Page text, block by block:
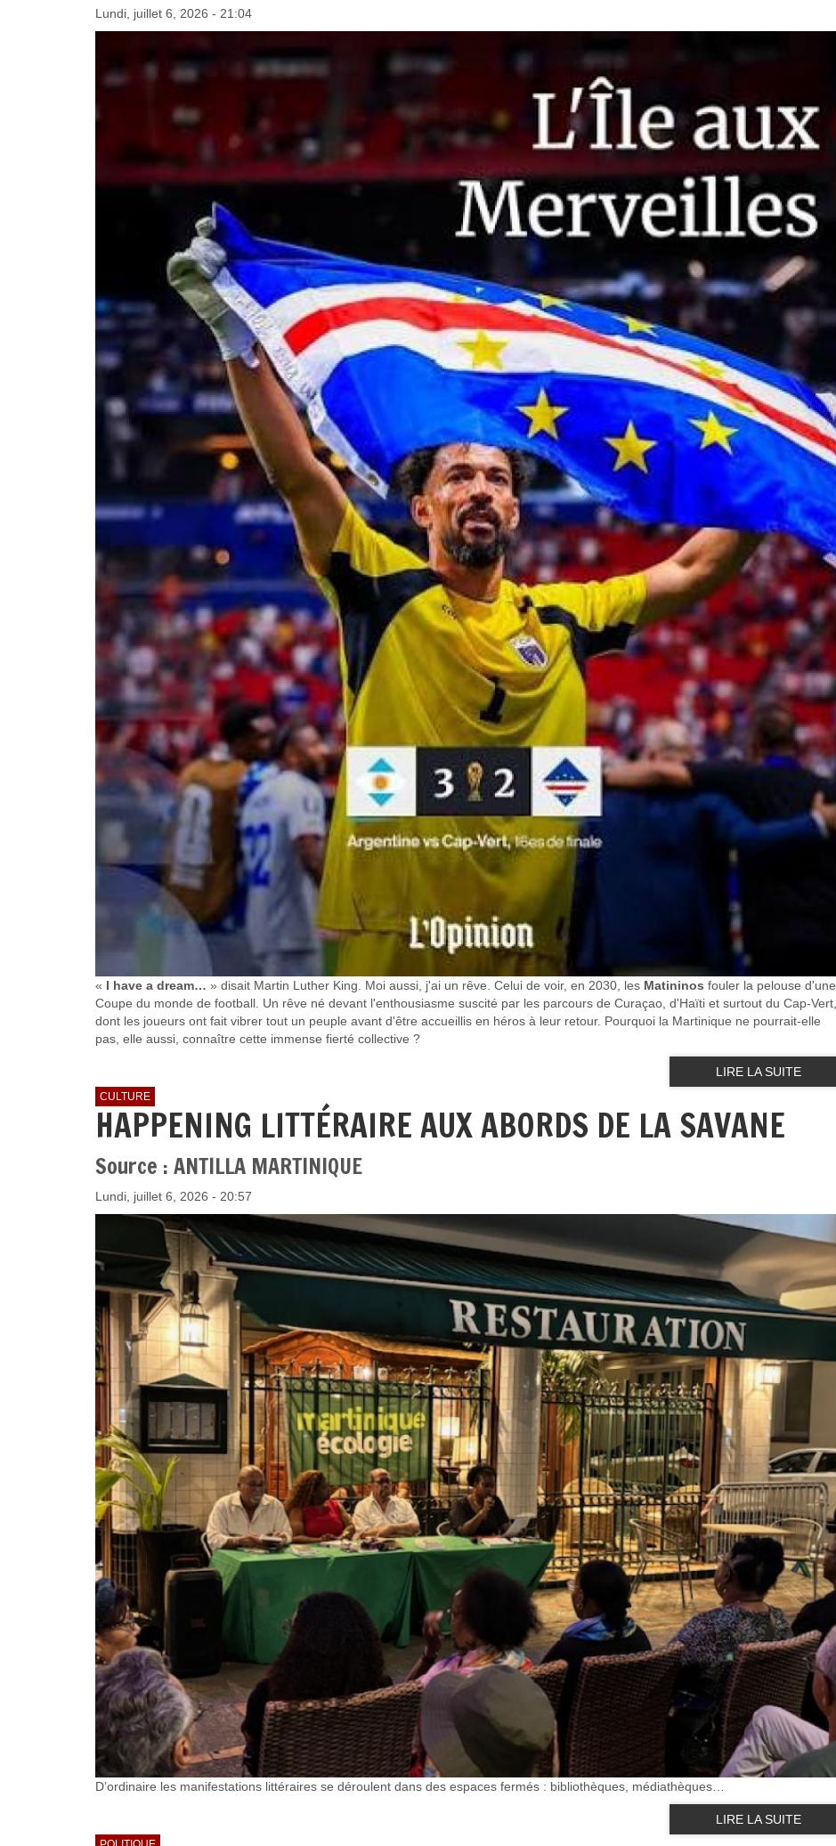
Lundi, juillet 6, 2026 - 21:04
« I have a dream… » disait Martin Luther King. Moi aussi, j'ai un rêve. Celui de voir, en 2030, les Matininos fouler la pelouse d'une
Coupe du monde de football. Un rêve né devant l'enthousiasme suscité par les parcours de Curaçao, d'Haïti et surtout du Cap-Vert,
dont les joueurs ont fait vibrer tout un peuple avant d'être accueillis en héros à leur retour. Pourquoi la Martinique ne pourrait-elle
pas, elle aussi, connaître cette immense fierté collective ?
LIRE LA SUITE
CULTURE
HAPPENING LITTÉRAIRE AUX ABORDS DE LA SAVANE
Source : ANTILLA MARTINIQUE
Lundi, juillet 6, 2026 - 20:57
D’ordinaire les manifestations littéraires se déroulent dans des espaces fermés : bibliothèques, médiathèques…
LIRE LA SUITE